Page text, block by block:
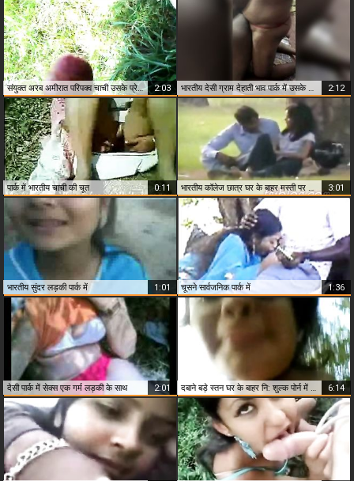
संयुक्त अरब अमीरात परिपक्व चाची उसके प्रेमी मुर्गा स्थानीय पार्क में चूसने 2:03 2:12
पार्क में भारतीय चाची की चूत 0:11 भारतीय कॉलेज छात्र घर के बाहर मस्ती पर पार्क 3:01
भारतीय सुंदर लड़की पार्क में 1:01 चूसने सार्वजनिक पार्क में 1:36
देसी पार्क में सेक्स एक गर्म लड़की के साथ 2:01 6:14